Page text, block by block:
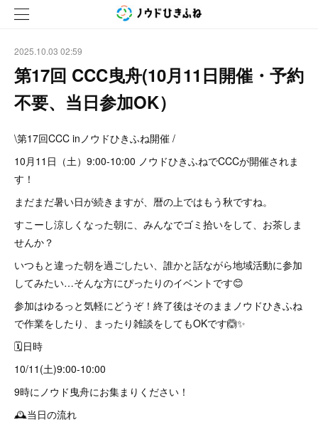
2025.10.03 02:59
第17回 CCC曳舟(10月11日開催・予約
不要、当日参加OK）
\第17回CCC inノウドひきふね開催 /
10月11日（土）9:00-10:00 ノウドひきふねでCCCが開催されま
す！
まだまだ暑い日が続きますが、暦の上ではもう秋ですね。
すこーし涼しくなった朝に、みんなでゴミ拾いをして、お茶しま
せんか？
いつもと違った朝を過ごしたい、誰かと話ながら地域活動に参加
してみたい…そんな方にぴったりのイベントです😊
参加はゆるっと気軽にどうぞ！終了後はそのままノウドひきふね
で作業をしたり、まったり雑談をしてもOKです🙆✨
🗓️日時
10/11(土)9:00-10:00
9時にノウド曳舟にお集まりください！
🕰️当日の流れ